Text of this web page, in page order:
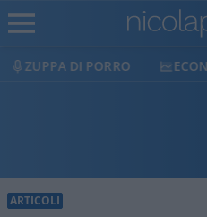
ECONOMIA LIBERILIBRI
ARTICOLI